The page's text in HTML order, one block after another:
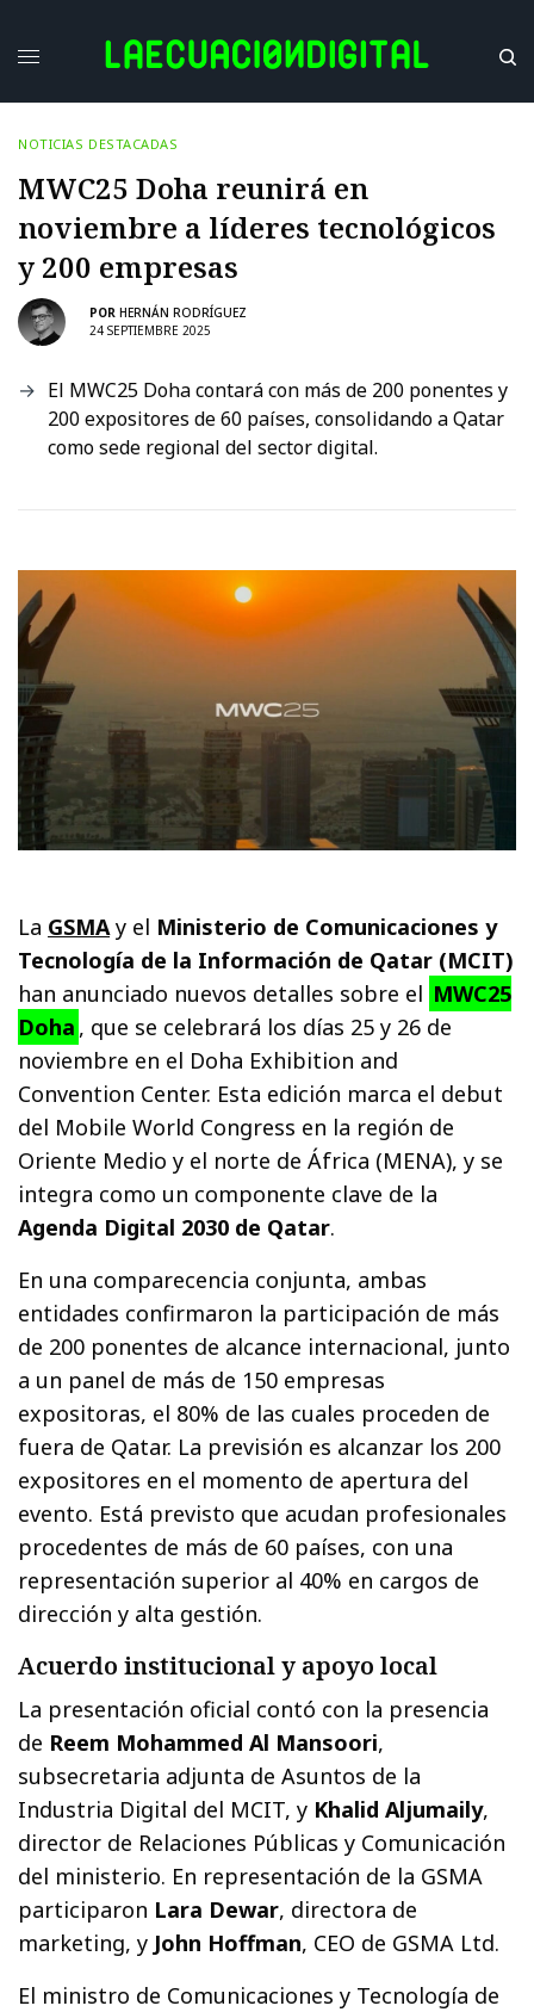
NOTICIAS DESTACADAS
MWC25 Doha reunirá en
noviembre a líderes tecnológicos
y 200 empresas
POR HERNÁN RODRÍGUEZ
24 SEPTIEMBRE 2025
El MWC25 Doha contará con más de 200 ponentes y
200 expositores de 60 países, consolidando a Qatar
como sede regional del sector digital.
La GSMA y el Ministerio de Comunicaciones y
Tecnología de la Información de Qatar (MCIT)
han anunciado nuevos detalles sobre el MWC25
Doha , que se celebrará los días 25 y 26 de
noviembre en el Doha Exhibition and
Convention Center. Esta edición marca el debut
del Mobile World Congress en la región de
Oriente Medio y el norte de África (MENA), y se
integra como un componente clave de la
Agenda Digital 2030 de Qatar.
En una comparecencia conjunta, ambas
entidades confirmaron la participación de más
de 200 ponentes de alcance internacional, junto
a un panel de más de 150 empresas
expositoras, el 80% de las cuales proceden de
fuera de Qatar. La previsión es alcanzar los 200
expositores en el momento de apertura del
evento. Está previsto que acudan profesionales
procedentes de más de 60 países, con una
representación superior al 40% en cargos de
dirección y alta gestión.
Acuerdo institucional y apoyo local
La presentación oficial contó con la presencia
de Reem Mohammed Al Mansoori,
subsecretaria adjunta de Asuntos de la
Industria Digital del MCIT, y Khalid Aljumaily,
director de Relaciones Públicas y Comunicación
del ministerio. En representación de la GSMA
participaron Lara Dewar, directora de
marketing, y John Hoffman, CEO de GSMA Ltd.
El ministro de Comunicaciones y Tecnología de